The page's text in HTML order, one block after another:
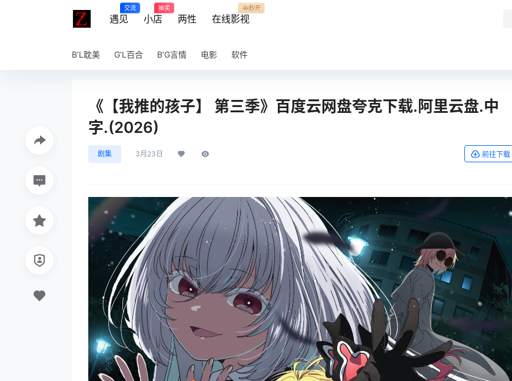
遇见
交流
小店
抽奖
两性 在线影视
4k秒开
B’L耽美 G’L百合 B’G言情 电影 软件
《【我推的孩子】 第三季》百度云网盘夸克下载.阿里云盘.中
字.(2026)
剧集 3月23日 前往下载